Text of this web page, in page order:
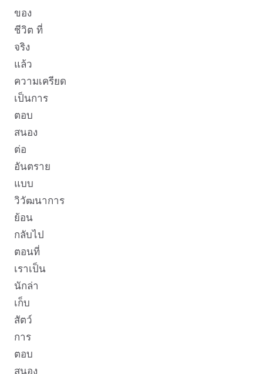
ของ
ชีวิต ที่
จริง
แล้ว
ความเครียด
เป็นการ
ตอบ
สนอง
ต่อ
อันตราย
แบบ
วิวัฒนาการ
ย้อน
กลับไป
ตอนที่
เราเป็น
นักล่า
เก็บ
สัตว์
การ
ตอบ
สนอง